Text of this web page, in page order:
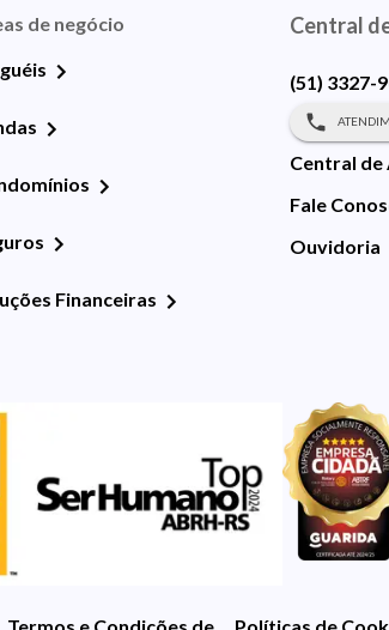
de negócio
Financeiras
Central
(51) 3327-
Central de
Fale
Ouvidoria
Termos e Condições de UsoPolíticas de